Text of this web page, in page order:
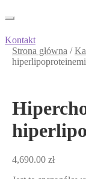
Kontakt
Strona główna /
4,690.00 zł